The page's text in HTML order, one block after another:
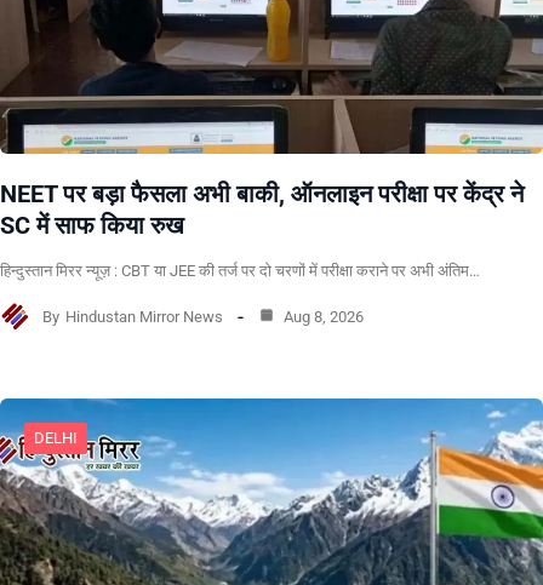
NEET पर बड़ा फैसला अभी बाकी, ऑनलाइन परीक्षा पर केंद्र ने
SC में साफ किया रुख
हिन्दुस्तान मिरर न्यूज़ : CBT या JEE की तर्ज पर दो चरणों में परीक्षा कराने पर अभी अंतिम…
By Hindustan Mirror News Aug 8, 2026
DELHI